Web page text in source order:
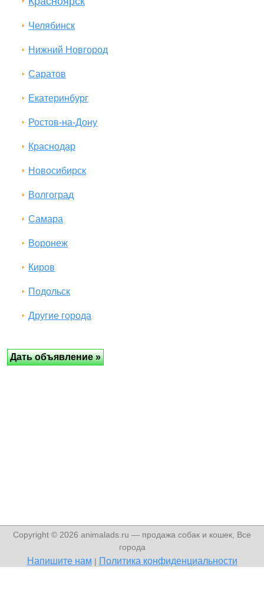
Челябинск
Нижний Новгород
Саратов
Екатеринбург
Ростов-на-Дону
Краснодар
Новосибирск
Волгоград
Самара
Воронеж
Киров
Подольск
Другие города
Copyright © 2026 animalads.ru — продажа собак и кошек, Все
города
Напишите нам Политика конфиденциальности